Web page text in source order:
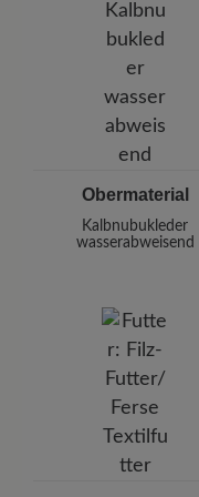
Obermaterial
Kalbnubukleder
wasserabweisend